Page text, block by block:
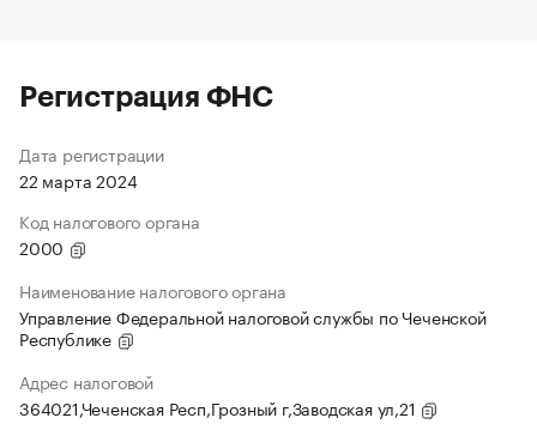
Регистрация ФНС
Дата регистрации
22 марта 2024
Код налогового органа
2000
Наименование налогового органа
Управление Федеральной налоговой службы по Чеченской
Республике
Адрес налоговой
364021,Чеченская Респ,Грозный г,Заводская ул,21